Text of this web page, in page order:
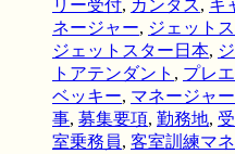
リー受付, カンタス, キ
ネージャー, ジェット
ジェットスター日本,
トアテンダント , プレ
ベッキー, マネージャー
事, 募集要項, 勤務地,
室乗務員, 客室訓練マ